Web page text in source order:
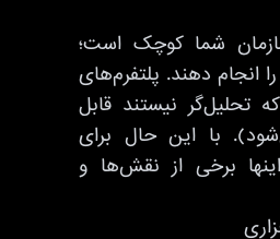
شما کوچک است؛
انجام دهند. پلتفرم‌های
تحلیل‌گر نیستند قابل
با این حال برای
برخی از نقش‌ها و